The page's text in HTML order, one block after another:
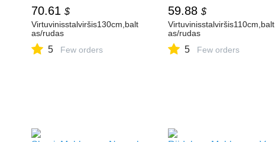
70.61 $
Virtuvinisstalviršis130cm,balt
as/rudas
5 Few orders
59.88 $
Virtuvinisstalviršis110cm,balt
as/rudas
5 Few orders